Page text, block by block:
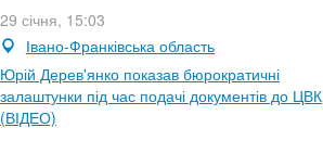
29 січня, 15:03
Івано-Франківська область
Юрій Дерев'янко показав бюрократичні
залаштунки під час подачі документів до ЦВК
(ВІДЕО)